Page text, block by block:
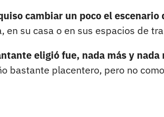
cambiar un poco el escenario
en su casa o en sus espacios de
eligió fue, nada más y nada
bastante placentero, pero no